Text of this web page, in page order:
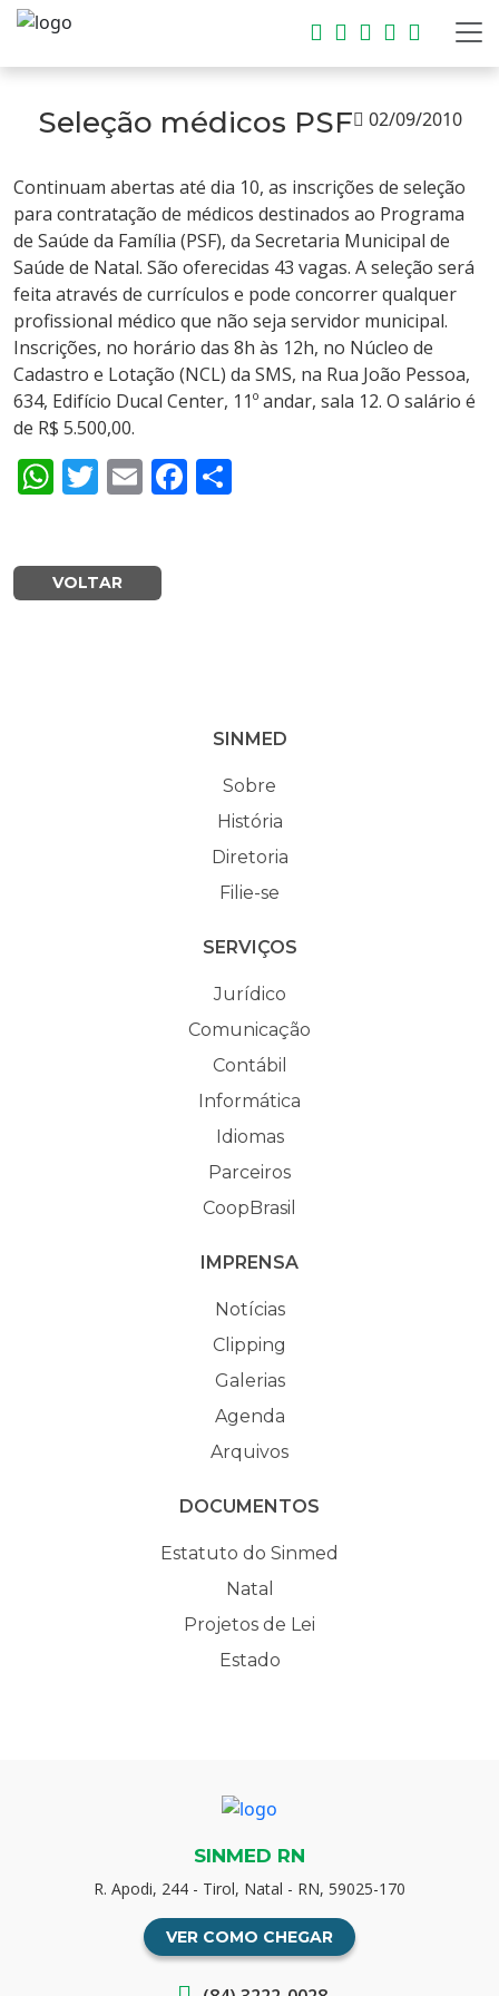
Seleção médicos PSF 02/09/2010
Continuam abertas até dia 10, as inscrições de seleção
para contratação de médicos destinados ao Programa
de Saúde da Família (PSF), da Secretaria Municipal de
Saúde de Natal. São oferecidas 43 vagas. A seleção será
feita através de currículos e pode concorrer qualquer
profissional médico que não seja servidor municipal.
Inscrições, no horário das 8h às 12h, no Núcleo de
Cadastro e Lotação (NCL) da SMS, na Rua João Pessoa,
634, Edifício Ducal Center, 11º andar, sala 12. O salário é
de R$ 5.500,00.
WhatsApp
Twitter
EmailFacebook
VOLTAR
SINMED
Sobre
História
Diretoria
Filie-se
SERVIÇOS
Jurídico
Comunicação
Contábil
Informática
Idiomas
Parceiros
CoopBrasil
IMPRENSA
Notícias
Clipping
Galerias
Agenda
Arquivos
DOCUMENTOS
Estatuto do Sinmed
Natal
Projetos de Lei
Estado
SINMED RN
R. Apodi, 244 - Tirol, Natal - RN, 59025-170
VER COMO CHEGAR